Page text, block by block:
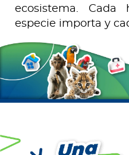
ecosistema. Cada
especie importa y